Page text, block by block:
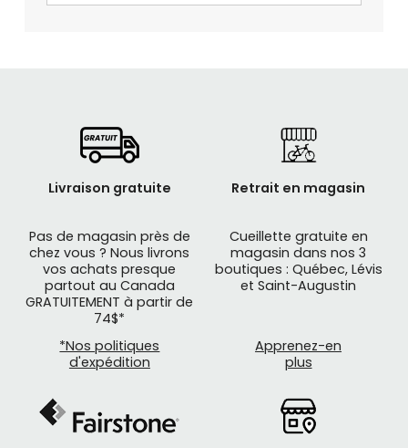
Livraison gratuite
Pas de magasin près de
chez vous ? Nous livrons
vos achats presque
partout au Canada
GRATUITEMENT à partir de
74$*
*Nos politiques
d'expédition
Retrait en magasin
Cueillette gratuite en
magasin dans nos 3
boutiques : Québec, Lévis
et Saint-Augustin
Apprenez-en
plus